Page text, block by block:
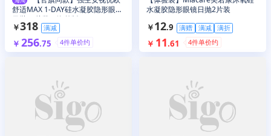
舒适MAX 1-DAY硅水凝胶隐形眼镜
日抛30片装（海外版）
￥318 满减
￥ 256.75 4件单价约
水凝胶隐形眼镜日抛2片装
￥12.9 满赠 满减 满折
￥ 11.61 4件单价约